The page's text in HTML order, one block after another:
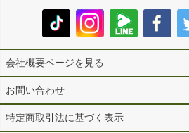
会社概要ページを見る
お問い合わせ
特定商取引法に基づく表示